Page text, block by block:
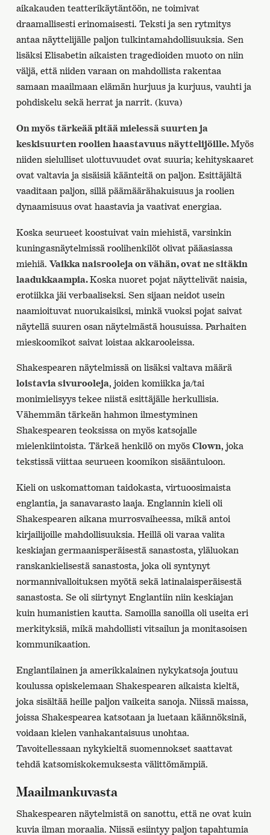
aikakauden teatterikäytäntöön, ne toimivat
draamallisesti erinomaisesti. Teksti ja sen rytmitys
antaa näyttelijälle paljon tulkintamahdollisuuksia. Sen
lisäksi Elisabetin aikaisten tragedioiden muoto on niin
väljä, että niiden varaan on mahdollista rakentaa
samaan maailmaan elämän hurjuus ja kurjuus, vauhti ja
pohdiskelu sekä herrat ja narrit. (kuva)
On myös tärkeää pitää mielessä suurten ja
keskisuurten roolien haastavuus näyttelijöille.Myös
niiden sielulliset ulottuvuudet ovat suuria; kehityskaaret
ovat valtavia ja sisäisiä käänteitä on paljon. Esittäjältä
vaaditaan paljon, sillä päämäärähakuisuus ja roolien
dynaamisuus ovat haastavia ja vaativat energiaa.
Koska seurueet koostuivat vain miehistä, varsinkin
kuningasnäytelmissä roolihenkilöt olivat pääasiassa
miehiä. Vaikka naisrooleja on vähän, ovat ne sitäkin
laadukkaampia.Koska nuoret pojat näyttelivät naisia,
erotiikka jäi verbaaliseksi. Sen sijaan neidot usein
naamioituvat nuorukaisiksi, minkä vuoksi pojat saivat
näytellä suuren osan näytelmästä housuissa. Parhaiten
mieskoomikot saivat loistaa akkarooleissa.
Shakespearen näytelmissä on lisäksi valtava määrä
loistavia sivurooleja, joiden komiikka ja/tai
monimielisyys tekee niistä esittäjälle herkullisia.
Vähemmän tärkeän hahmon ilmestyminen
Shakespearen teoksissa on myös katsojalle
mielenkiintoista. Tärkeä henkilö on myös Clown, joka
tekstissä viittaa seurueen koomikon sisääntuloon.
Kieli on uskomattoman taidokasta, virtuoosimaista
englantia, ja sanavarasto laaja. Englannin kieli oli
Shakespearen aikana murrosvaiheessa, mikä antoi
kirjailijoille mahdollisuuksia. Heillä oli varaa valita
keskiajan germaanisperäisestä sanastosta, yläluokan
ranskankielisestä sanastosta, joka oli syntynyt
normannivalloituksen myötä sekä latinalaisperäisestä
sanastosta. Se oli siirtynyt Englantiin niin keskiajan
kuin humanistien kautta. Samoilla sanoilla oli useita eri
merkityksiä, mikä mahdollisti vitsailun ja monitasoisen
kommunikaation.
Englantilainen ja amerikkalainen nykykatsoja joutuu
koulussa opiskelemaan Shakespearen aikaista kieltä,
joka sisältää heille paljon vaikeita sanoja. Niissä maissa,
joissa Shakespearea katsotaan ja luetaan käännöksinä,
voidaan kielen vanhakantaisuus unohtaa.
Tavoitellessaan nykykieltä suomennokset saattavat
tehdä katsomiskokemuksesta välittömämpiä.
Maailmankuvasta
Shakespearen näytelmistä on sanottu, että ne ovat kuin
kuvia ilman moraalia. Niissä esiintyy paljon tapahtumia